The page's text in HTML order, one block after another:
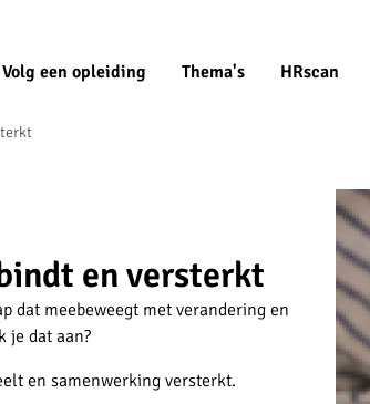
Volg een opleiding Thema's HRscan
en versterkt
dat meebeweegt met verandering en
je dat aan?
en samenwerking versterkt.